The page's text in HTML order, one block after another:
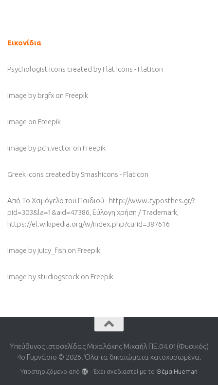
Εικονίδια
Psychologist icons created by Flat Icons - Flaticon
Image by brgfx on Freepik
Image on Freepik
Image by pch.vector on Freepik
Greek icons created by Smashicons - Flaticon
Από Το Χαμόγελο του Παιδιού - http://www.typosthes.gr/?
pid=303&la=1&aid=47386, Εύλογη χρήση / Trademark,
https://el.wikipedia.org/w/index.php?curid=387616
Image by juicy_fish on Freepik
Image by studiogstock on Freepik
Υπεύθυνος ιστοσελίδας Μιχαλάκης Μιχαήλ ΠΕ.04.01(Φυσικός)
4o Γυμνάσιο © 2026. Όλα τα δικαιώματα κατοχυρωμένα.
Υποστηριζόμενο από - Έχει σχεδιαστεί με το Θέμα Ηueman